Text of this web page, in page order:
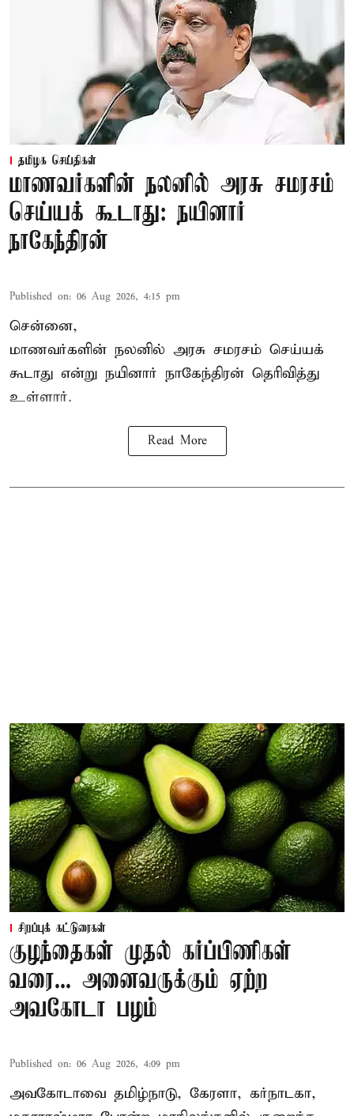
தமிழக செய்திகள்
மாணவர்களின் நலனில் அரசு சமரசம்
செய்யக் கூடாது: நயினார்
நாகேந்திரன்
Published on: 06 Aug 2026, 4:15 pm
சென்னை,
மாணவர்களின் நலனில் அரசு சமரசம் செய்யக்
கூடாது என்று நயினார் நாகேந்திரன் தெரிவித்து
உள்ளார்.
Read More
சிறப்புக் கட்டுரைகள்
குழந்தைகள் முதல் கர்ப்பிணிகள்
வரை... அனைவருக்கும் ஏற்ற
அவகோடா பழம்
Published on: 06 Aug 2026, 4:09 pm
அவகோடாவை தமிழ்நாடு, கேரளா, கர்நாடகா,